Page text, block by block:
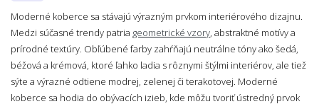
Moderné koberce sa stávajú výrazným prvkom interiérového dizajnu.
Medzi súčasné trendy patria geometrické vzory , abstraktné motívy a
prírodné textúry. Obľúbené farby zahŕňajú neutrálne tóny ako šedá,
béžová a krémová, ktoré ľahko ladia s rôznymi štýlmi interiérov, ale tiež
sýte a výrazné odtiene modrej, zelenej či terakotovej. Moderné
koberce sa hodia do obývacích izieb, kde môžu tvoriť ústredný prvok